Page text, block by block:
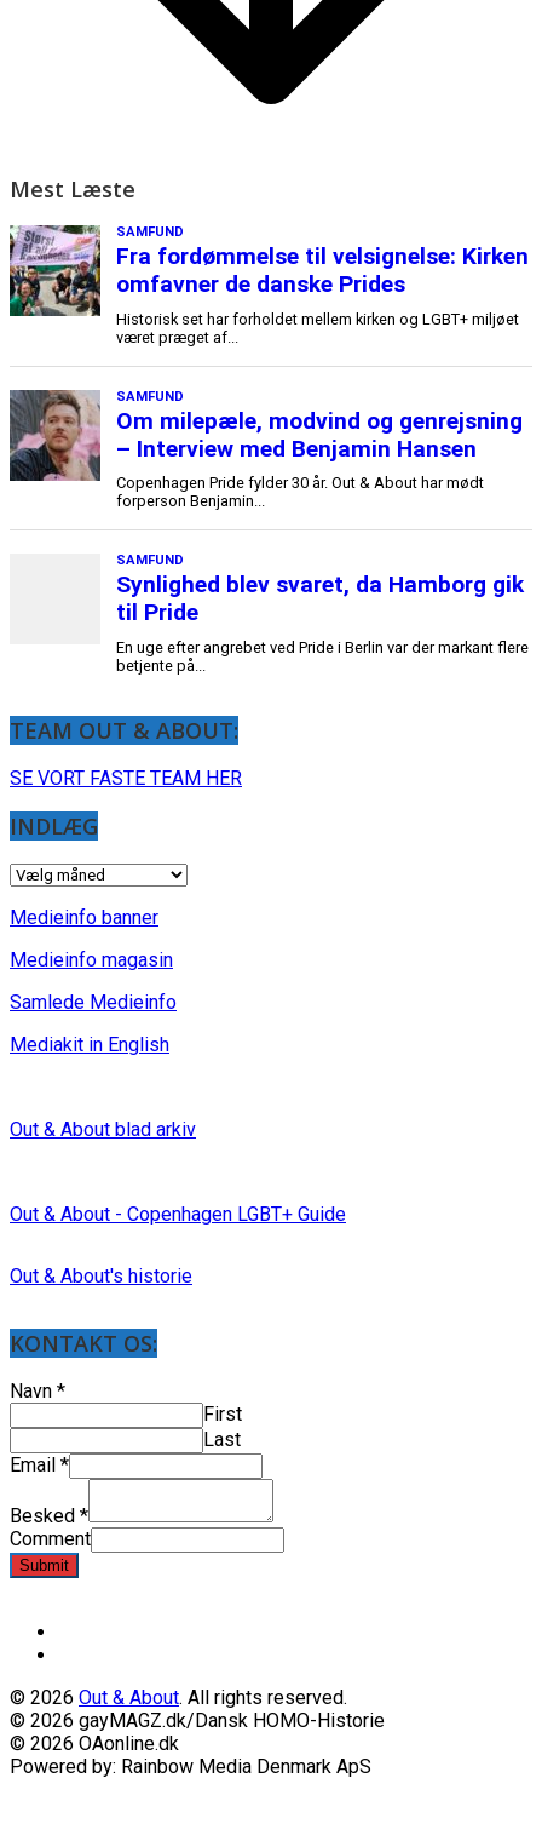
Mest Læste
TEAM OUT & ABOUT:
SE VORT FASTE TEAM HER
INDLÆG
INDLÆG
Medieinfo banner
Medieinfo magasin
Samlede Medieinfo
Mediakit in English
Out & About blad arkiv
Out & About - Copenhagen LGBT+ Guide
Out & About's historie
KONTAKT OS:
Navn *
First
Last
Email *
Besked *
Comment
Submit
© 2026 Out & About. All rights reserved.
© 2026 gayMAGZ.dk/Dansk HOMO-Historie
© 2026 OAonline.dk
Powered by: Rainbow Media Denmark ApS